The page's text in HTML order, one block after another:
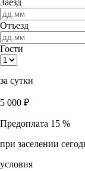
Заезд
Отъезд
Гости
за сутки
5 000 ₽
Предоплата 15 %
при заселении
условия